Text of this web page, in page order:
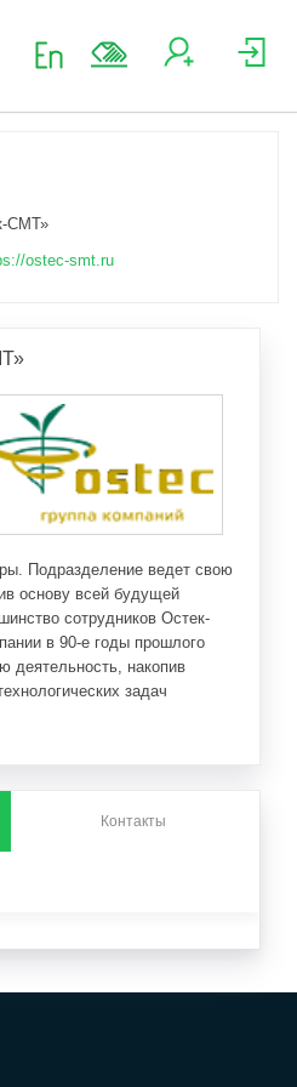
СМТ»
ostec-smt.ru
Подразделение ведет свою
основу всей будущей
сотрудников Остек-
в 90-е годы прошлого
деятельность, накопив
задач
Контакты